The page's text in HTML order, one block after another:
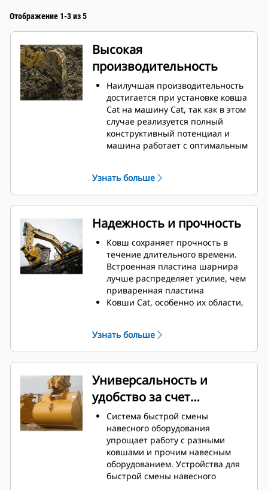
Отображение 1-3 из 5
Высокая
производительность
Наилучшая производительность
достигается при установке ковша
Cat на машину Cat, так как в этом
случае реализуется полный
конструктивный потенциал и
машина работает с оптимальным
радиусом позволяет улучшить
поток материала в ковш.
Дополнительный зазор в области
часть ковша не цепляется за
грунт, что снижает затраты на
техническое обслуживание.
Расход топлива достигает
максимального значения во
время копания. Ковши Cat
предназначены для быстрой
машины.
Загружайте больше материала за
меньшее время. Форма ковша и
удержание в ковше максимально
возможного объема материала
Узнать больше
Надежность и прочность
Ковш сохраняет прочность в
течение длительного времени.
Встроенная пластина шарнира
лучше распределяет усилие, чем
приваренная пластина
Ковши Cat, особенно их области,
высокопрочной износостойкой
стали
Защитите наиболее
ковша, которые активнее всего
контактируют с материалом, при
помощи оснастки для
землеройных орудий Cat (GET).
Повышенная
производительность в
требовательных условиях
выполнения работ, более легкое
проникновение в пласт и
Узнать больше
Универсальность и
удобство за счет
устройств для быстрой
смены навесного
оборудования
Система быстрой смены
навесного оборудования
упрощает работу с разными
ковшами и прочим навесным
оборудованием. Устройства для
быстрой смены навесного